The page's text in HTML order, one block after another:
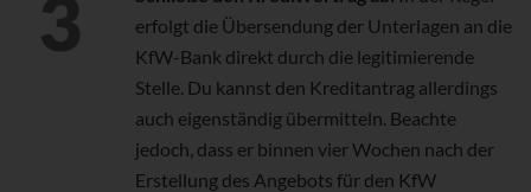
erfolgt die Übersendung der Unterlagen an die
KfW-Bank direkt durch die legitimierende
Stelle. Du kannst den Kreditantrag allerdings
auch eigenständig übermitteln. Beachte
jedoch, dass er binnen vier Wochen nach der
Erstellung des Angebots für den KfW